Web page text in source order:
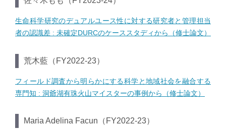
生命科学研究のデュアルユース性に対する研究者と管理担当
者の認識差 : 未確定DURCのケーススタディから（修士論文）
荒木藍（FY2022-23）
フィールド調査から明らかにする科学と地域社会を融合する
専門知 : 洞爺湖有珠火山マイスターの事例から（修士論文）
Maria Adelina Facun（FY2022-23）